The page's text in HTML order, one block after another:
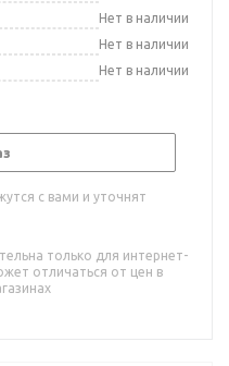
Нет в наличии
Нет в наличии
Нет в наличии
с вами и уточнят
только для интернет-
отличаться от цен в